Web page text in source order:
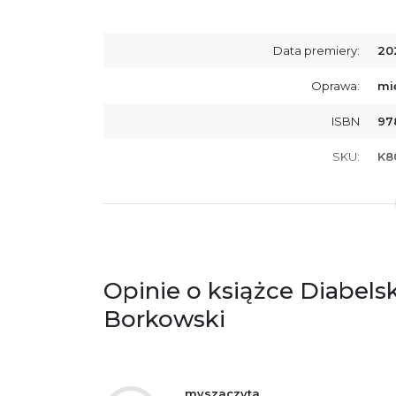
Data premiery:
Oprawa:
ISBN
SKU:
zgodność produktu z przepisami:
ul.
Ostrzeżenia oraz informacje dotyczące
Opinie o książce
Borkowski